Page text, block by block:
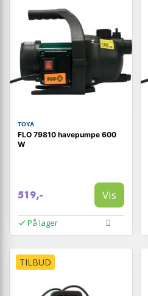
TOYA
FLO 79810 havepumpe 600
W
519,- Vis
På lager
TILBUD